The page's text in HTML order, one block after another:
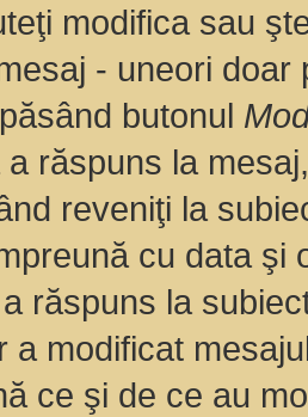
modifica sau
- uneori
butonul
răspuns la
reveniţi la
cu data şi
răspuns la
a modificat
ce şi de ce au